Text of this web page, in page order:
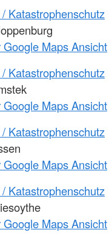
Katastrophenschutz
Google Maps Ansicht
Katastrophenschutz
Google Maps Ansicht
Katastrophenschutz
Google Maps Ansicht
Katastrophenschutz
Google Maps Ansicht